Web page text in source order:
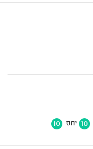
10 יחס 10